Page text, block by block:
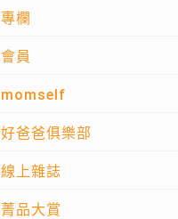
專欄
會員
momself
好爸爸俱樂部
線上雜誌
菁品大賞